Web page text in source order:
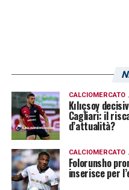
CALCIOMERCATO
Kılıçsoy
Cagliari: il
d’attualità?
CALCIOMERCATO
Folorunsho
inserisce per